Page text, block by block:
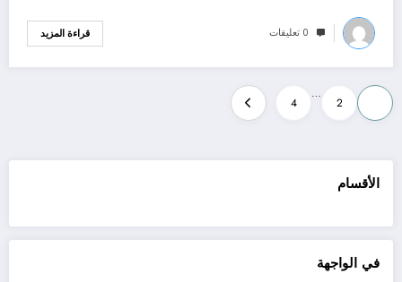
0 تعليقات قراءة المزيد
Posts
pagination
2
…
4
الأقسام
في الواجهة